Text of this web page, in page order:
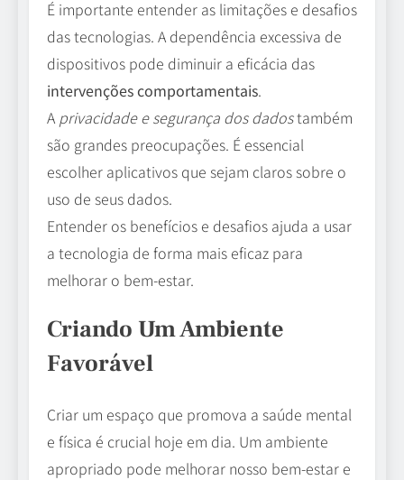
É importante entender as limitações e desafios
das tecnologias. A dependência excessiva de
dispositivos pode diminuir a eficácia das
intervenções comportamentais.
A privacidade e segurança dos dadostambém
são grandes preocupações. É essencial
escolher aplicativos que sejam claros sobre o
uso de seus dados.
Entender os benefícios e desafios ajuda a usar
a tecnologia de forma mais eficaz para
melhorar o bem-estar.
Criando Um Ambiente
Favorável
Criar um espaço que promova a saúde mental
e física é crucial hoje em dia. Um ambiente
apropriado pode melhorar nosso bem-estar e